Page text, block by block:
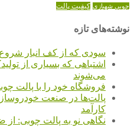
چوبی شهبازی کیفیت پالت
نوشته‌های تازه
سودی که از کف انبار
اشتباهی که بسیاری از
می‌شوند
فروشگاه خود را با پالت
پالت‌ها در صنعت
کارآمد
نگاهی نو به پالت چوبی: از